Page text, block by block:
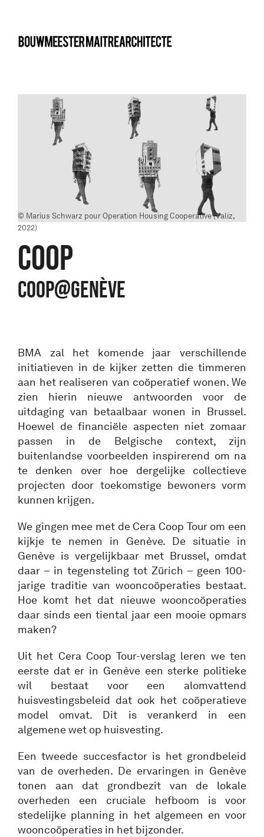
bma
© Marius Schwarz pour Operation Housing Cooperative (Valiz,
2022)
COOP
COOP@Genève
BMA zal het komende jaar verschillende
initiatieven in de kijker zetten die timmeren
aan het realiseren van coöperatief wonen. We
zien hierin nieuwe antwoorden voor de
uitdaging van betaalbaar wonen in Brussel.
Hoewel de financiële aspecten niet zomaar
passen in de Belgische context, zijn
buitenlandse voorbeelden inspirerend om na
te denken over hoe dergelijke collectieve
projecten door toekomstige bewoners vorm
kunnen krijgen.
We gingen mee met de Cera Coop Tour om een
kijkje te nemen in Genève. De situatie in
Genève is vergelijkbaar met Brussel, omdat
daar – in tegensteling tot Zürich – geen 100-
jarige traditie van wooncoöperaties bestaat.
Hoe komt het dat nieuwe wooncoöperaties
daar sinds een tiental jaar een mooie opmars
maken?
Uit het Cera Coop Tour-verslag leren we ten
eerste dat er in Genève een sterke politieke
wil bestaat voor een alomvattend
huisvestingsbeleid dat ook het coöperatieve
model omvat. Dit is verankerd in een
algemene wet op huisvesting.
Een tweede succesfactor is het grondbeleid
van de overheden. De ervaringen in Genève
tonen aan dat grondbezit van de lokale
overheden een cruciale hefboom is voor
stedelijke planning in het algemeen en voor
wooncoöperaties in het bijzonder.